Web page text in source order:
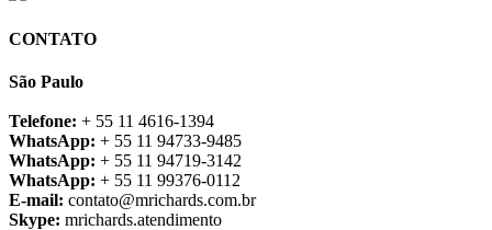
CONTATO
São Paulo
Telefone: + 55 11 4616-1394
WhatsApp: + 55 11 94733-9485
WhatsApp: + 55 11 94719-3142
WhatsApp: + 55 11 99376-0112
E-mail: contato@mrichards.com.br
Skype: mrichards.atendimento